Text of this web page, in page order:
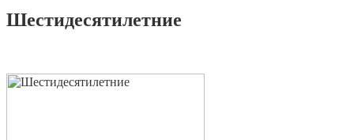
Шестидесятилетние